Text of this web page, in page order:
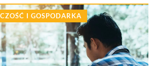
I GOSPODARKA